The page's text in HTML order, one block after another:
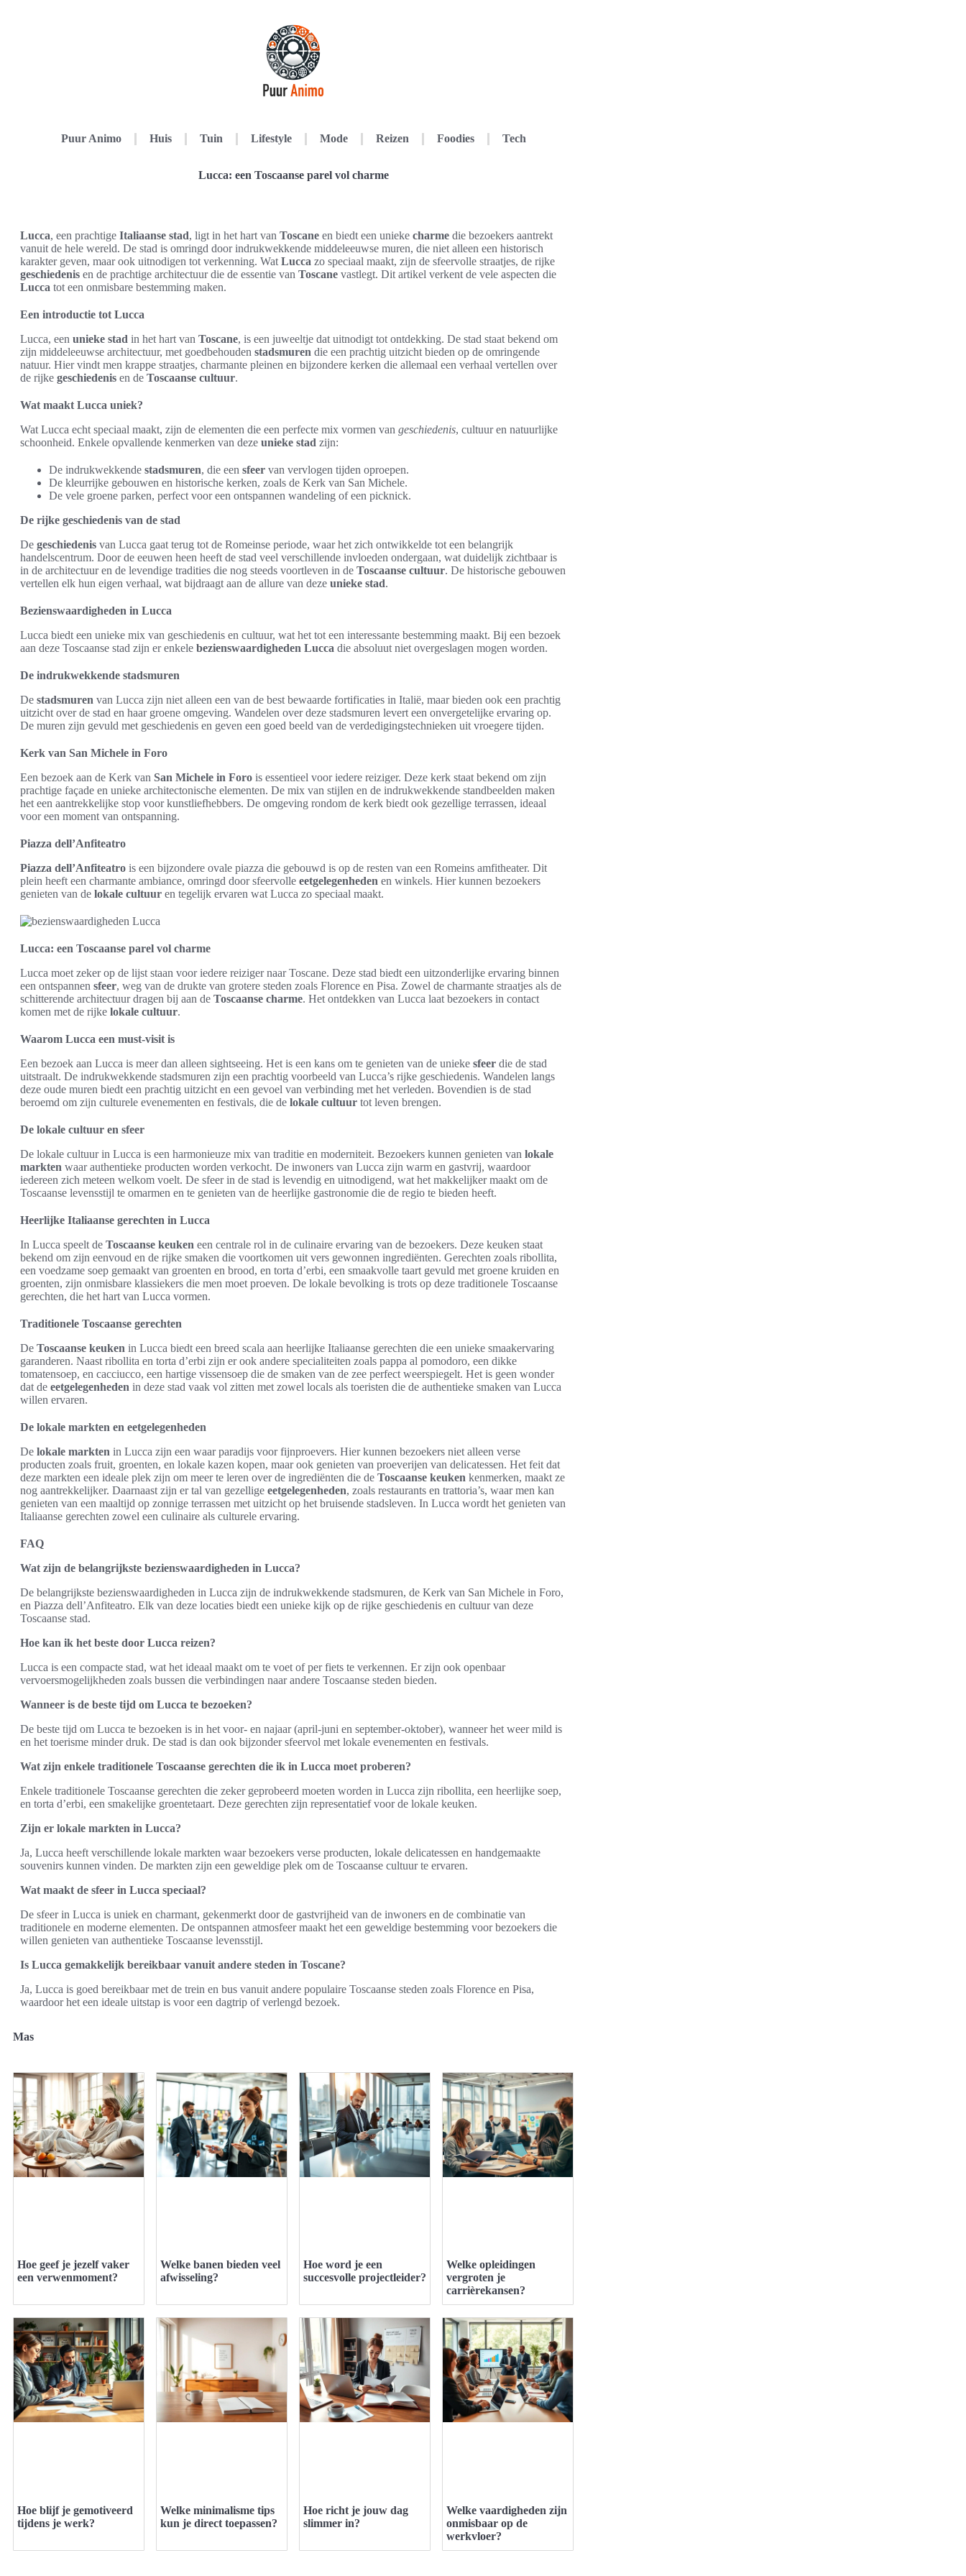
Puur Animo Huis Tuin Lifestyle Mode Reizen Foodies Tech
Lucca: een Toscaanse parel vol charme
Lucca, een prachtige Italiaanse stad, ligt in het hart van Toscane en biedt een unieke charme die bezoekers aantrekt
vanuit de hele wereld. De stad is omringd door indrukwekkende middeleeuwse muren, die niet alleen een historisch
karakter geven, maar ook uitnodigen tot verkenning. Wat Lucca zo speciaal maakt, zijn de sfeervolle straatjes, de rijke
geschiedenis en de prachtige architectuur die de essentie van Toscane vastlegt. Dit artikel verkent de vele aspecten die
Lucca tot een onmisbare bestemming maken.
Een introductie tot Lucca
Lucca, een unieke stad in het hart van Toscane, is een juweeltje dat uitnodigt tot ontdekking. De stad staat bekend om
zijn middeleeuwse architectuur, met goedbehouden stadsmuren die een prachtig uitzicht bieden op de omringende
natuur. Hier vindt men krappe straatjes, charmante pleinen en bijzondere kerken die allemaal een verhaal vertellen over
de rijke geschiedenis en de Toscaanse cultuur.
Wat maakt Lucca uniek?
Wat Lucca echt speciaal maakt, zijn de elementen die een perfecte mix vormen van geschiedenis, cultuur en natuurlijke
schoonheid. Enkele opvallende kenmerken van deze unieke stad zijn:
De indrukwekkende stadsmuren, die een sfeer van vervlogen tijden oproepen.
De kleurrijke gebouwen en historische kerken, zoals de Kerk van San Michele.
De vele groene parken, perfect voor een ontspannen wandeling of een picknick.
De rijke geschiedenis van de stad
De geschiedenis van Lucca gaat terug tot de Romeinse periode, waar het zich ontwikkelde tot een belangrijk
handelscentrum. Door de eeuwen heen heeft de stad veel verschillende invloeden ondergaan, wat duidelijk zichtbaar is
in de architectuur en de levendige tradities die nog steeds voortleven in de Toscaanse cultuur. De historische gebouwen
vertellen elk hun eigen verhaal, wat bijdraagt aan de allure van deze unieke stad.
Bezienswaardigheden in Lucca
Lucca biedt een unieke mix van geschiedenis en cultuur, wat het tot een interessante bestemming maakt. Bij een bezoek
aan deze Toscaanse stad zijn er enkele bezienswaardigheden Lucca die absoluut niet overgeslagen mogen worden.
De indrukwekkende stadsmuren
De stadsmuren van Lucca zijn niet alleen een van de best bewaarde fortificaties in Italië, maar bieden ook een prachtig
uitzicht over de stad en haar groene omgeving. Wandelen over deze stadsmuren levert een onvergetelijke ervaring op.
De muren zijn gevuld met geschiedenis en geven een goed beeld van de verdedigingstechnieken uit vroegere tijden.
Kerk van San Michele in Foro
Een bezoek aan de Kerk van San Michele in Foro is essentieel voor iedere reiziger. Deze kerk staat bekend om zijn
prachtige façade en unieke architectonische elementen. De mix van stijlen en de indrukwekkende standbeelden maken
het een aantrekkelijke stop voor kunstliefhebbers. De omgeving rondom de kerk biedt ook gezellige terrassen, ideaal
voor een moment van ontspanning.
Piazza dell’Anfiteatro
Piazza dell’Anfiteatro is een bijzondere ovale piazza die gebouwd is op de resten van een Romeins amfitheater. Dit
plein heeft een charmante ambiance, omringd door sfeervolle eetgelegenheden en winkels. Hier kunnen bezoekers
genieten van de lokale cultuur en tegelijk ervaren wat Lucca zo speciaal maakt.
Lucca: een Toscaanse parel vol charme
Lucca moet zeker op de lijst staan voor iedere reiziger naar Toscane. Deze stad biedt een uitzonderlijke ervaring binnen
een ontspannen sfeer, weg van de drukte van grotere steden zoals Florence en Pisa. Zowel de charmante straatjes als de
schitterende architectuur dragen bij aan de Toscaanse charme. Het ontdekken van Lucca laat bezoekers in contact
komen met de rijke lokale cultuur.
Waarom Lucca een must-visit is
Een bezoek aan Lucca is meer dan alleen sightseeing. Het is een kans om te genieten van de unieke sfeer die de stad
uitstraalt. De indrukwekkende stadsmuren zijn een prachtig voorbeeld van Lucca’s rijke geschiedenis. Wandelen langs
deze oude muren biedt een prachtig uitzicht en een gevoel van verbinding met het verleden. Bovendien is de stad
beroemd om zijn culturele evenementen en festivals, die de lokale cultuur tot leven brengen.
De lokale cultuur en sfeer
De lokale cultuur in Lucca is een harmonieuze mix van traditie en moderniteit. Bezoekers kunnen genieten van lokale
markten waar authentieke producten worden verkocht. De inwoners van Lucca zijn warm en gastvrij, waardoor
iedereen zich meteen welkom voelt. De sfeer in de stad is levendig en uitnodigend, wat het makkelijker maakt om de
Toscaanse levensstijl te omarmen en te genieten van de heerlijke gastronomie die de regio te bieden heeft.
Heerlijke Italiaanse gerechten in Lucca
In Lucca speelt de Toscaanse keuken een centrale rol in de culinaire ervaring van de bezoekers. Deze keuken staat
bekend om zijn eenvoud en de rijke smaken die voortkomen uit vers gewonnen ingrediënten. Gerechten zoals ribollita,
een voedzame soep gemaakt van groenten en brood, en torta d’erbi, een smaakvolle taart gevuld met groene kruiden en
groenten, zijn onmisbare klassiekers die men moet proeven. De lokale bevolking is trots op deze traditionele Toscaanse
gerechten, die het hart van Lucca vormen.
Traditionele Toscaanse gerechten
De Toscaanse keuken in Lucca biedt een breed scala aan heerlijke Italiaanse gerechten die een unieke smaakervaring
garanderen. Naast ribollita en torta d’erbi zijn er ook andere specialiteiten zoals pappa al pomodoro, een dikke
tomatensoep, en cacciucco, een hartige vissensoep die de smaken van de zee perfect weerspiegelt. Het is geen wonder
dat de eetgelegenheden in deze stad vaak vol zitten met zowel locals als toeristen die de authentieke smaken van Lucca
willen ervaren.
De lokale markten en eetgelegenheden
De lokale markten in Lucca zijn een waar paradijs voor fijnproevers. Hier kunnen bezoekers niet alleen verse
producten zoals fruit, groenten, en lokale kazen kopen, maar ook genieten van proeverijen van delicatessen. Het feit dat
deze markten een ideale plek zijn om meer te leren over de ingrediënten die de Toscaanse keuken kenmerken, maakt ze
nog aantrekkelijker. Daarnaast zijn er tal van gezellige eetgelegenheden, zoals restaurants en trattoria’s, waar men kan
genieten van een maaltijd op zonnige terrassen met uitzicht op het bruisende stadsleven. In Lucca wordt het genieten van
Italiaanse gerechten zowel een culinaire als culturele ervaring.
FAQ
Wat zijn de belangrijkste bezienswaardigheden in Lucca?
De belangrijkste bezienswaardigheden in Lucca zijn de indrukwekkende stadsmuren, de Kerk van San Michele in Foro,
en Piazza dell’Anfiteatro. Elk van deze locaties biedt een unieke kijk op de rijke geschiedenis en cultuur van deze
Toscaanse stad.
Hoe kan ik het beste door Lucca reizen?
Lucca is een compacte stad, wat het ideaal maakt om te voet of per fiets te verkennen. Er zijn ook openbaar
vervoersmogelijkheden zoals bussen die verbindingen naar andere Toscaanse steden bieden.
Wanneer is de beste tijd om Lucca te bezoeken?
De beste tijd om Lucca te bezoeken is in het voor- en najaar (april-juni en september-oktober), wanneer het weer mild is
en het toerisme minder druk. De stad is dan ook bijzonder sfeervol met lokale evenementen en festivals.
Wat zijn enkele traditionele Toscaanse gerechten die ik in Lucca moet proberen?
Enkele traditionele Toscaanse gerechten die zeker geprobeerd moeten worden in Lucca zijn ribollita, een heerlijke soep,
en torta d’erbi, een smakelijke groentetaart. Deze gerechten zijn representatief voor de lokale keuken.
Zijn er lokale markten in Lucca?
Ja, Lucca heeft verschillende lokale markten waar bezoekers verse producten, lokale delicatessen en handgemaakte
souvenirs kunnen vinden. De markten zijn een geweldige plek om de Toscaanse cultuur te ervaren.
Wat maakt de sfeer in Lucca speciaal?
De sfeer in Lucca is uniek en charmant, gekenmerkt door de gastvrijheid van de inwoners en de combinatie van
traditionele en moderne elementen. De ontspannen atmosfeer maakt het een geweldige bestemming voor bezoekers die
willen genieten van authentieke Toscaanse levensstijl.
Is Lucca gemakkelijk bereikbaar vanuit andere steden in Toscane?
Ja, Lucca is goed bereikbaar met de trein en bus vanuit andere populaire Toscaanse steden zoals Florence en Pisa,
waardoor het een ideale uitstap is voor een dagtrip of verlengd bezoek.
Mas
Hoe geef je jezelf vaker
een verwenmoment?
Welke banen bieden veel
afwisseling?
Hoe word je een
succesvolle projectleider?
Welke opleidingen
vergroten je
carrièrekansen?
Hoe blijf je gemotiveerd
tijdens je werk?
Welke minimalisme tips
kun je direct toepassen?
Hoe richt je jouw dag
slimmer in?
Welke vaardigheden zijn
onmisbaar op de
werkvloer?